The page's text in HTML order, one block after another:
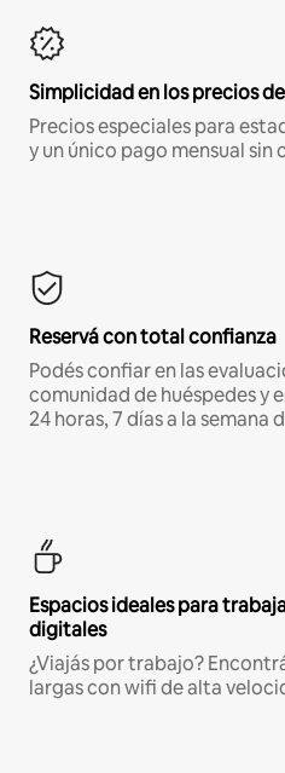
Simplicidad en los precios
Precios especiales para
y un único pago mensual sin
Reservá con total confianza
Podés confiar en las
comunidad de huéspedes y
24 horas, 7 días a la
Espacios ideales para
digitales
¿Viajás por trabajo?
largas con wifi de alta